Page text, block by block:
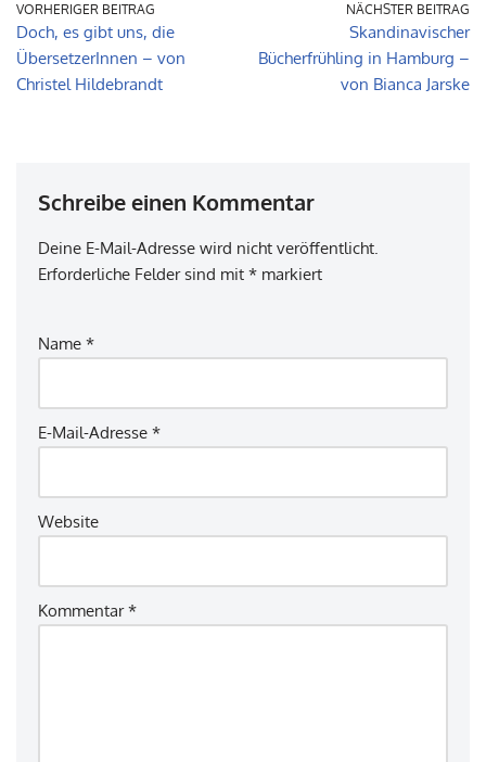
VORHERIGER BEITRAG
Doch, es gibt uns, die
ÜbersetzerInnen – von
Christel Hildebrandt
NÄCHSTER BEITRAG
Skandinavischer
Bücherfrühling in Hamburg –
von Bianca Jarske
Schreibe einen Kommentar
Deine E-Mail-Adresse wird nicht veröffentlicht.
Erforderliche Felder sind mit * markiert
Name *
E-Mail-Adresse *
Website
Kommentar*